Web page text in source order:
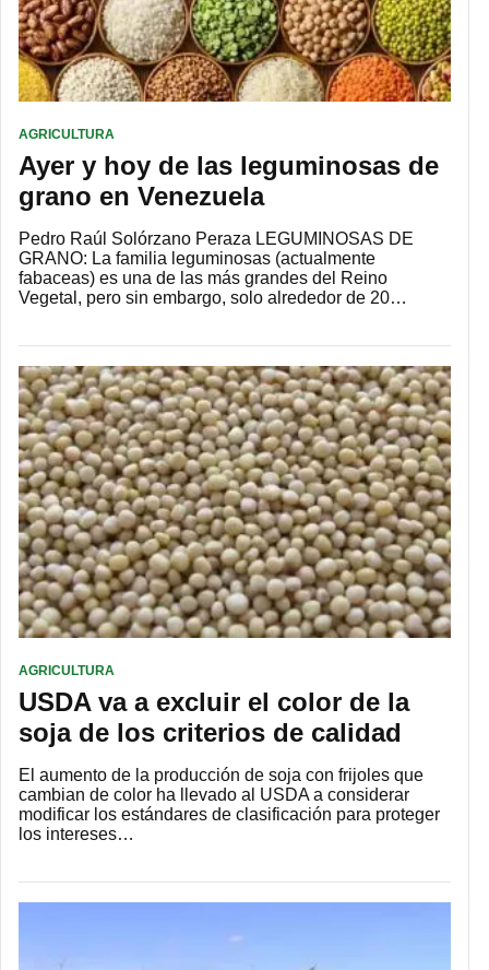
AGRICULTURA
Ayer y hoy de las leguminosas de
grano en Venezuela
Pedro Raúl Solórzano Peraza LEGUMINOSAS DE
GRANO: La familia leguminosas (actualmente
fabaceas) es una de las más grandes del Reino
Vegetal, pero sin embargo, solo alrededor de 20…
AGRICULTURA
USDA va a excluir el color de la
soja de los criterios de calidad
El aumento de la producción de soja con frijoles que
cambian de color ha llevado al USDA a considerar
modificar los estándares de clasificación para proteger
los intereses…